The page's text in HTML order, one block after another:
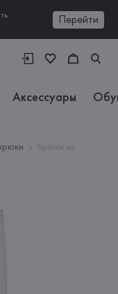
Перейти
Аксессуары
Брюки из